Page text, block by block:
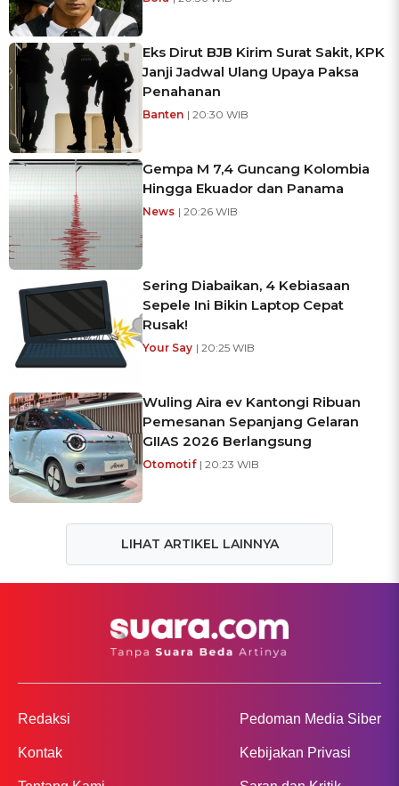
Eks Dirut BJB Kirim Surat Sakit, KPK
Janji Jadwal Ulang Upaya Paksa
Penahanan
Banten | 20:30 WIB
Gempa M 7,4 Guncang Kolombia
Hingga Ekuador dan Panama
News | 20:26 WIB
Sering Diabaikan, 4 Kebiasaan
Sepele Ini Bikin Laptop Cepat
Rusak!
Your Say | 20:25 WIB
Wuling Aira ev Kantongi Ribuan
Pemesanan Sepanjang Gelaran
GIIAS 2026 Berlangsung
Otomotif | 20:23 WIB
LIHAT ARTIKEL LAINNYA
Redaksi
Kontak
Pedoman Media Siber
Kebijakan Privasi